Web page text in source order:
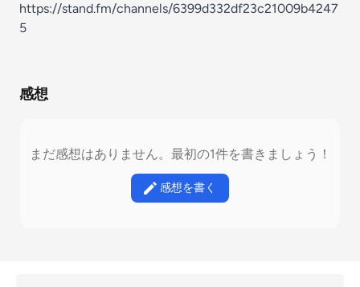
https://stand.fm/channels/6399d332df23c21009b4247
5
感想
まだ感想はありません。最初の1件を書きましょう！
感想を書く